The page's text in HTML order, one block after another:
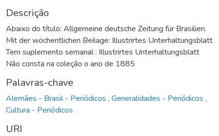
Descrição
Abaixo do título: Allgemeine deutsche Zeitung für Brasilien.
Mit der wöchentlichen Beilage: Illustrirtes Unterhaltungsblatt
Tem suplemento semanal : Illustrirtes Unterhaltungsblatt
Não consta na coleção o ano de 1885
Palavras-chave
Alemães - Brasil - Periódicos , Generalidades - Periódicos ,
Cultura - Periódicos
URI